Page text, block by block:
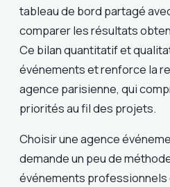
tableau de bord partagé
comparer les résultats
Ce bilan quantitatif et
événements et renforce la
agence parisienne, qui
priorités au fil des projets.
Choisir une agence
demande un peu de
événements professionnels